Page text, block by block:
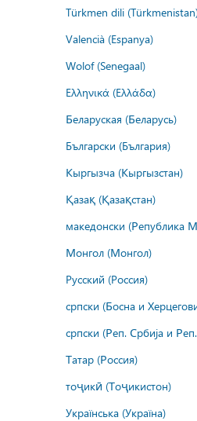
Türkmen dili
Valencià (Espanya)
Wolof (Senegaal)
Ελληνικά (Ελλάδα)
Беларуская (Беларусь)
Български (България)
Кыргызча (Кыргызстан)
Қазақ (Қазақстан)
македонски (Република
Монгол (Монгол)
Русский (Россия)
српски (Босна и
српски (Реп. Србија и
Татар (Россия)
тоҷикӣ (Тоҷикистон)
Українська (Україна)